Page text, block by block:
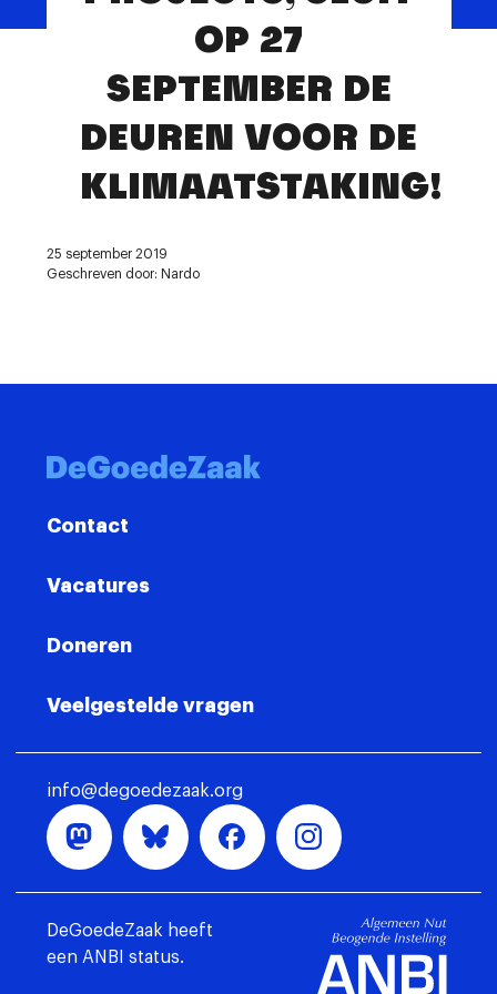
OP 27
SEPTEMBER DE
DEUREN VOOR DE
KLIMAATSTAKING!
25 september 2019
Geschreven door: Nardo
Contact
Vacatures
Doneren
Veelgestelde vragen
info@degoedezaak.org
DeGoedeZaak heeft
een ANBI status.